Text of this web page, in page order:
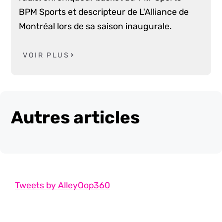
BPM Sports et descripteur de L'Alliance de
Montréal lors de sa saison inaugurale.
VOIR PLUS
Autres articles
Tweets by AlleyOop360